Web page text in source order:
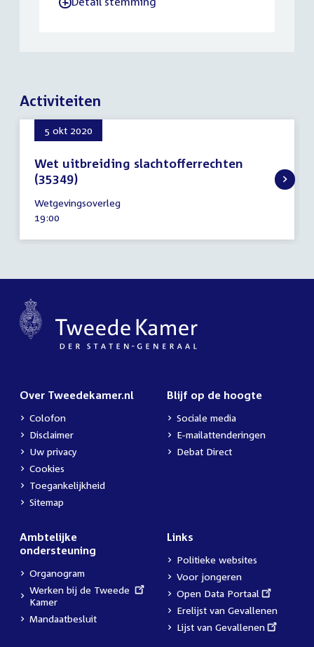
Activiteiten
5 okt 2020
Wet uitbreiding slachtofferrechten
(35349)
oktober
2020
Wetgevingsoverleg
Tijd
19:00
Over Tweedekamer.nl
Colofon
Disclaimer
Uw privacy
Cookies
Toegankelijkheid
Sitemap
Blijf op de hoogte
Sociale media
E-mailattenderingen
Debat Direct
Ambtelijke
ondersteuning
Organogram
External
link:
Werken bij de Tweede
Kamer
Mandaatbesluit
Links
Politieke websites
Voor jongeren
External
link:
Open Data Portaal
Erelijst van Gevallenen
External
Lijst van Gevallenen